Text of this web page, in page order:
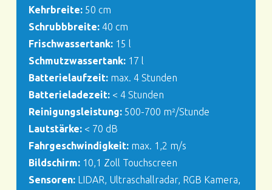
Kehrbreite: 50 cm
Schrubbbreite: 40 cm
Frischwassertank: 15 l
Schmutzwassertank: 17 l
Batterielaufzeit: max. 4 Stunden
Batterieladezeit: < 4 Stunden
Reinigungsleistung: 500-700 m²/Stunde
Lautstärke: < 70 dB
Fahrgeschwindigkeit: max. 1,2 m/s
Bildschirm: 10,1 Zoll Touchscreen
Sensoren: LIDAR, Ultraschallradar, RGB Kamera,